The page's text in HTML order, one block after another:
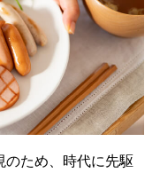
のため、時代に先駆